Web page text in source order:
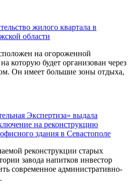
жилого квартала в
области
на огороженной
которую будет организован через
Он имеет большие зоны отдыха,
Экспертиза» выдала
на реконструкцию
здания в Севастополе
реконструкции старых
завода напитков инвестор
современное административно-